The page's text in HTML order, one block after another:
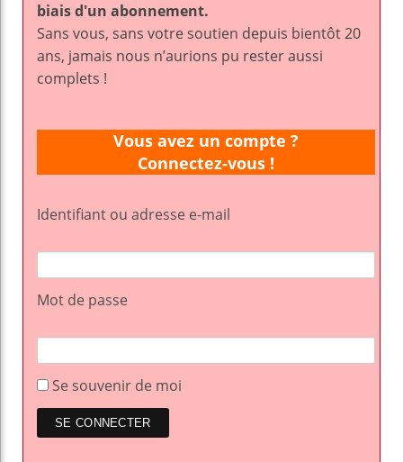
biais d'un abonnement.
Sans vous, sans votre soutien depuis bientôt 20
ans, jamais nous n’aurions pu rester aussi
complets !
Vous avez un compte ?
Connectez-vous !
Identifiant ou adresse e-mail
Mot de passe
Se souvenir de moi